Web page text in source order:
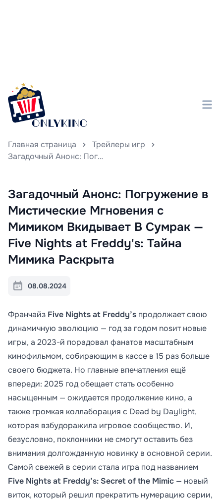
Главная страница
Трейлеры игр
Загадочный Анонс: Погружение в Мистические Мгновения с Мимиком Вкидывает В Сумрак — Five Nights at Freddy's: Тайна Мимика Раскрыта
Загадочный Анонс: Погружение в
Мистические Мгновения с
Мимиком Вкидывает В Сумрак —
Five Nights at Freddy's: Тайна
Мимика Раскрыта
08.08.2024
Франчайз Five Nights at Freddy’s продолжает свою
динамичную эволюцию — год за годом nosит новые
игры, а 2023-й порадовал фанатов масштабным
кинофильмом, собирающим в кассе в 15 раз больше
своего бюджета. Но главные впечатления ещё
впереди: 2025 год обещает стать особенно
насыщенным — ожидается продолжение кино, а
также громкая коллаборация с Dead by Daylight,
которая взбудоражила игровое сообщество. И,
безусловно, поклонники не смогут оставить без
внимания долгожданную новинку в основной серии.
Самой свежей в серии стала игра под названием
Five Nights at Freddy’s: Secret of the Mimic — новый
виток, который решил прекратить нумерацию серии,